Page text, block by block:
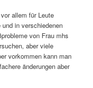
allem für Leute
in verschiedenen
von Frau mhs
aber viele
vorkommen kann man
änderungen aber